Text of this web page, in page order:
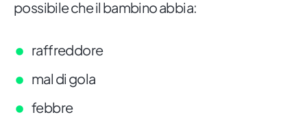
possibile che il bambino abbia:
raffreddore
mal di gola
febbre